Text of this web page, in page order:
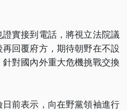
實接到電話，將視立法院議
回覆府方，期待朝野在不設
對國內外重大危機挑戰交換
前表示，向在野黨領袖進行